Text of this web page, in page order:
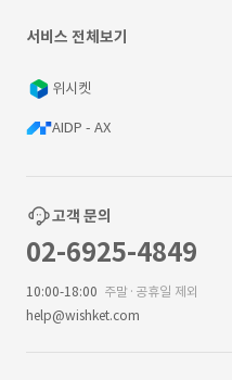
서비스 전체보기
위시켓
AIDP - AX
고객 문의
02-6925-4849
10:00-18:00 주말·공휴일 제외
help@wishket.com